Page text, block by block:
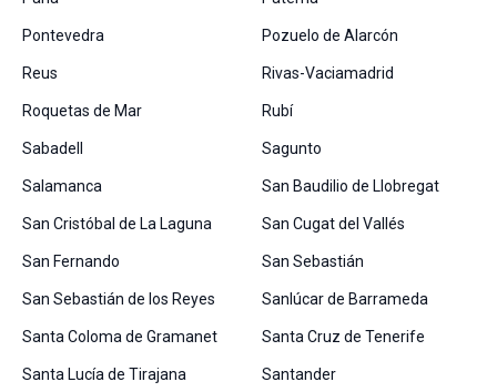
Pontevedra Pozuelo de Alarcón
Reus Rivas-Vaciamadrid
Roquetas de Mar Rubí
Sabadell Sagunto
Salamanca San Baudilio de Llobregat
San Cristóbal de La Laguna San Cugat del Vallés
San Fernando San Sebastián
San Sebastián de los Reyes Sanlúcar de Barrameda
Santa Coloma de Gramanet Santa Cruz de Tenerife
Santa Lucía de Tirajana Santander